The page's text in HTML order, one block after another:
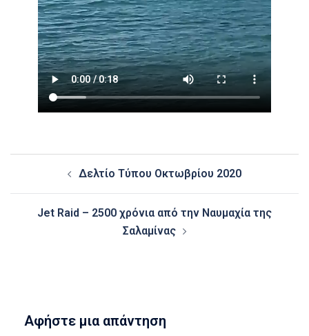
navigationΔελτίο Τύπου Οκτωβρίου 2020
Jet Raid – 2500 χρόνια από την Ναυμαχία της
Σαλαμίνας
Αφήστε μια απάντηση